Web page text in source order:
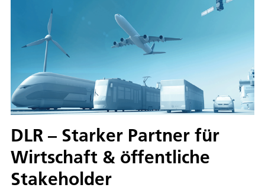
DLR – Starker Partner für
Wirtschaft & öffentliche
Stakeholder